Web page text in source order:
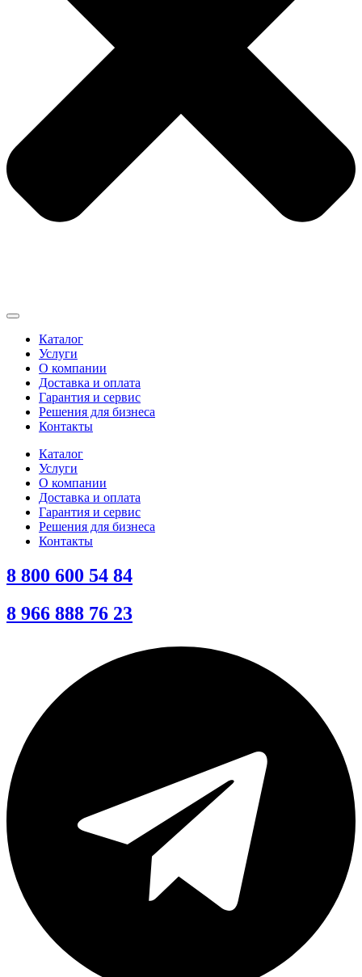
Каталог
Услуги
О компании
Доставка и оплата
Гарантия и сервис
Решения для бизнеса
Контакты
Каталог
Услуги
О компании
Доставка и оплата
Гарантия и сервис
Решения для бизнеса
Контакты
8 800 600 54 84
8 966 888 76 23